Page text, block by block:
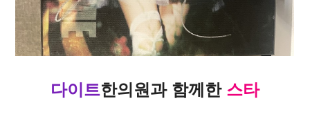
다이트한의원과함께한 스타